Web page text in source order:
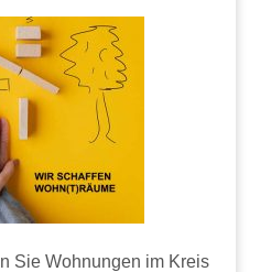
Sie Wohnungen im Kreis